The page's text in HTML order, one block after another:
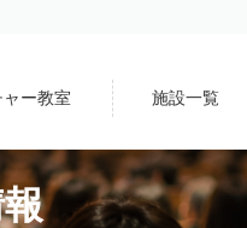
ー教室 施設一覧